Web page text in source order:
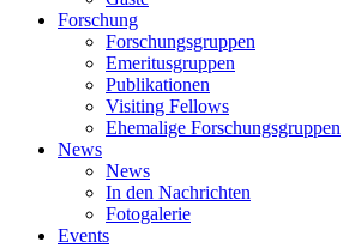
Forschung
Forschungsgruppen
Emeritusgruppen
Publikationen
Visiting Fellows
Ehemalige Forschungsgruppen
News
News
In den Nachrichten
Fotogalerie
Events